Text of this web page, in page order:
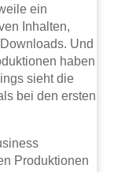
ein
Inhalten,
Und
haben
sieht die
bei den ersten
Produktionen